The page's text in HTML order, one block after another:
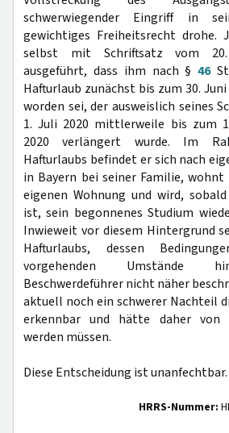
schwerwiegender Eingriff in
gewichtiges Freiheitsrecht drohe.
selbst mit Schriftsatz vom
ausgeführt, dass ihm nach §46
Hafturlaub zunächst bis zum 30.
worden sei, der ausweislich seines
1. Juli 2020 mittlerweile bis zum
2020 verlängert wurde. Im
Hafturlaubs befindet er sich nach
in Bayern bei seiner Familie,
eigenen Wohnung und wird,
ist, sein begonnenes Studium
Inwieweit vor diesem Hintergrund
Hafturlaubs, dessen
vorgehenden Umstände
Beschwerdeführer nicht näher
aktuell noch ein schwerer Nachteil
erkennbar und hätte daher
werden müssen.
Diese Entscheidung ist unanfechtbar.
HRRS-Nummer: